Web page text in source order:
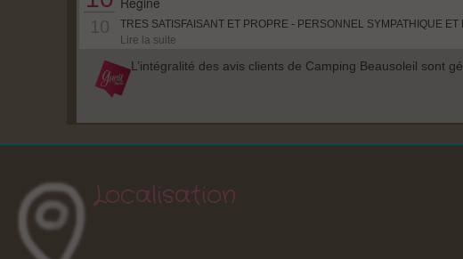
Localisation